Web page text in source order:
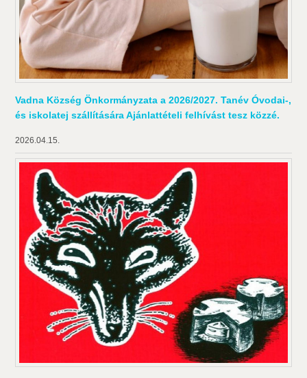
Vadna Község Önkormányzata a 2026/2027. Tanév Óvodai-,
és iskolatej szállítására Ajánlattételi felhívást tesz közzé.
2026.04.15.